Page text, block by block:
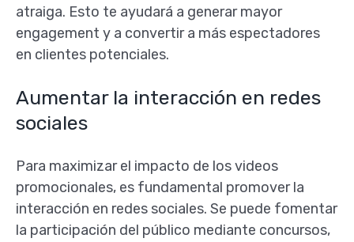
atraiga. Esto te ayudará a generar mayor
engagement y a convertir a más espectadores
en clientes potenciales.
Aumentar la interacción en redes
sociales
Para maximizar el impacto de los videos
promocionales, es fundamental promover la
interacción en redes sociales. Se puede fomentar
la participación del público mediante concursos,